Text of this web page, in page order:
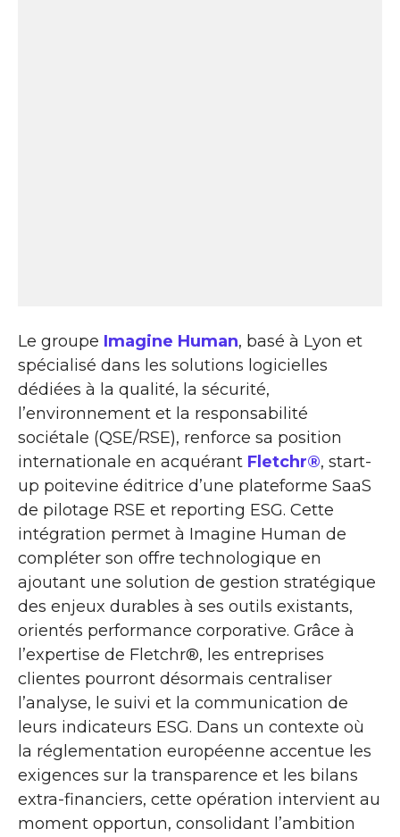
Le groupe Imagine Human, basé à Lyon et
spécialisé dans les solutions logicielles
dédiées à la qualité, la sécurité,
l’environnement et la responsabilité
sociétale (QSE/RSE), renforce sa position
internationale en acquérant Fletchr®, start-
up poitevine éditrice d’une plateforme SaaS
de pilotage RSE et reporting ESG. Cette
intégration permet à Imagine Human de
compléter son offre technologique en
ajoutant une solution de gestion stratégique
des enjeux durables à ses outils existants,
orientés performance corporative. Grâce à
l’expertise de Fletchr®, les entreprises
clientes pourront désormais centraliser
l’analyse, le suivi et la communication de
leurs indicateurs ESG. Dans un contexte où
la réglementation européenne accentue les
exigences sur la transparence et les bilans
extra-financiers, cette opération intervient au
moment opportun, consolidant l’ambition